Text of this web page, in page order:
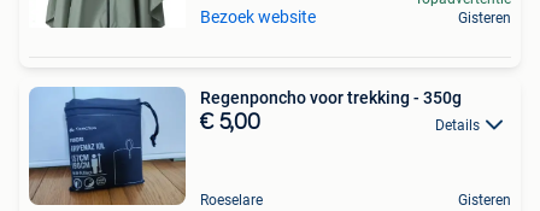
Bezoek website
Gisteren
Regenponcho voor trekking - 350g
€ 5,00 Details
Roeselare Gisteren